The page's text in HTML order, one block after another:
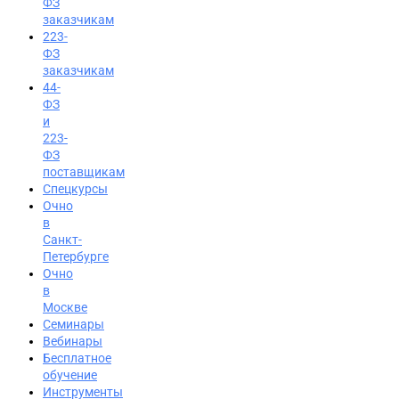
Вход на портал
8 (800) 200-24-26
заказчикам
223-
ФЗ
заказчикам
44-
ФЗ
и
223-
ФЗ
поставщикам
Спецкурсы
Очно
в
Санкт-
Петербурге
Очно
в
Москве
Семинары
Вебинары
Бесплатное
обучение
Инструменты